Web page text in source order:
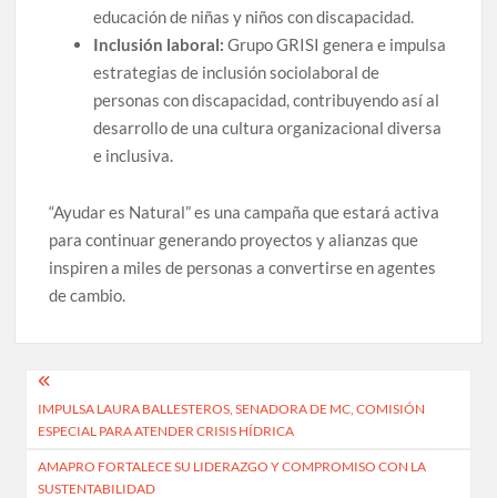
educación de niñas y niños con discapacidad.
Inclusión laboral: Grupo GRISI genera e impulsa
estrategias de inclusión sociolaboral de
personas con discapacidad, contribuyendo así al
desarrollo de una cultura organizacional diversa
e inclusiva.
“Ayudar es Natural” es una campaña que estará activa
para continuar generando proyectos y alianzas que
inspiren a miles de personas a convertirse en agentes
de cambio.
Navegación
de
entradas
IMPULSA LAURA BALLESTEROS, SENADORA DE MC, COMISIÓN
ESPECIAL PARA ATENDER CRISIS HÍDRICA
AMAPRO FORTALECE SU LIDERAZGO Y COMPROMISO CON LA
SUSTENTABILIDAD